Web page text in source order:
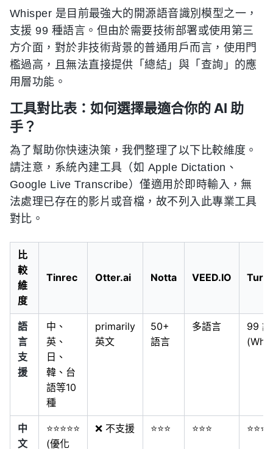
Whisper 是目前最強大的開源語音識別模型之一，
支援 99 種語言。但由於需要技術部署或使用第三
方介面，對於非技術背景的普通用戶而言，使用門
檻過高，且無法直接提供「總結」與「查詢」的應
用層功能。
工具對比表：如何選擇最適合你的 AI 助
手？
為了幫助你快速決策，我們整理了以下比較維度。
請注意，系統內建工具（如 Apple Dictation、
Google Live Transcribe）僅適用於即時輸入，無
法處理已存在的影片或音檔，故不列入此專業工具
對比。
比
較
維
度
Tinrec Otter.ai Notta VEED.IO
語
言
支
援
中、
英、
日、
韓、台
語等10
種
primarily
英文
50+
語言
多語言
99
中
文
⭐⭐⭐⭐⭐
(優化
❌ 不支援 ⭐⭐⭐ ⭐⭐⭐ ⭐⭐⭐⭐